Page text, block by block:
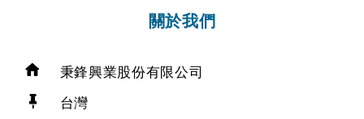
關於我們
秉鋒興業股份有限公司
台灣